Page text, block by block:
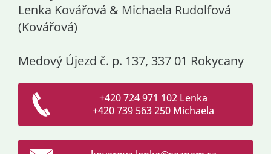
Lenka Kovářová & Michaela Rudolfová
(Kovářová)
Medový Újezd č. p. 137, 337 01 Rokycany
+420 724 971 102 Lenka
+420 739 563 250 Michaela